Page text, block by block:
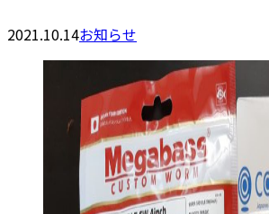
2021.10.14お知らせ